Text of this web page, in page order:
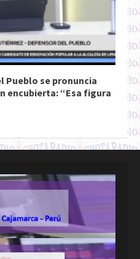
Pueblo se pronuncia
encubierta: “Esa figura